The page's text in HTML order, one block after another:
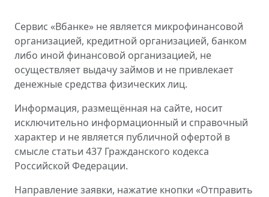
Сервис «Вбанке» не является микрофинансовой
организацией, кредитной организацией, банком
либо иной финансовой организацией, не
осуществляет выдачу займов и не привлекает
денежные средства физических лиц.
Информация, размещённая на сайте, носит
исключительно информационный и справочный
характер и не является публичной офертой в
смысле статьи 437 Гражданского кодекса
Российской Федерации.
Направление заявки, нажатие кнопки «Отправить